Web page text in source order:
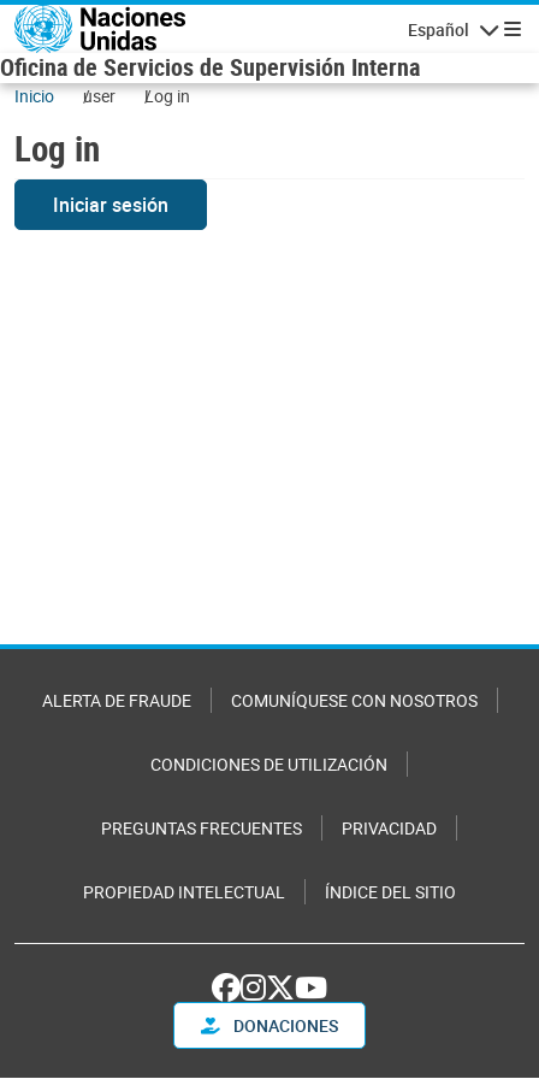
Skip to main content
Español
Oficina de Servicios de Supervisión Interna
Inicio user Log in
Log in
Iniciar sesión
ALERTA DE FRAUDE COMUNÍQUESE CON NOSOTROS
CONDICIONES DE UTILIZACIÓN
PREGUNTAS FRECUENTES PRIVACIDAD
PROPIEDAD INTELECTUAL ÍNDICE DEL SITIO
DONACIONES